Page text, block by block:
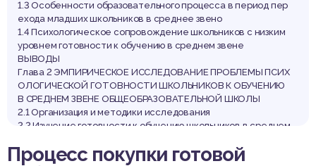
1.3 Особенности образовательного процесса в период пер
ехода младших школьников в среднее звено
1.4 Психологическое сопровождение школьников с низким
уровнем готовности к обучению в среднем звене
ВЫВОДЫ
Глава 2 ЭМПИРИЧЕСКОЕ ИССЛЕДОВАНИЕ ПРОБЛЕМЫ ПСИХ
ОЛОГИЧЕСКОЙ ГОТОВНОСТИ ШКОЛЬНИКОВ К ОБУЧЕНИЮ
В СРЕДНЕМ ЗВЕНЕ ОБЩЕОБРАЗОВАТЕЛЬНОЙ ШКОЛЫ
2.1 Организация и методики исследования
2.2 Изучение готовности к обучению школьников в среднем
2.3 Диагностика личностных качеств школьников
Процесс покупки готовой